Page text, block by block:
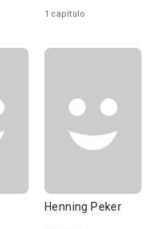
1 capítulo
Henning Peker